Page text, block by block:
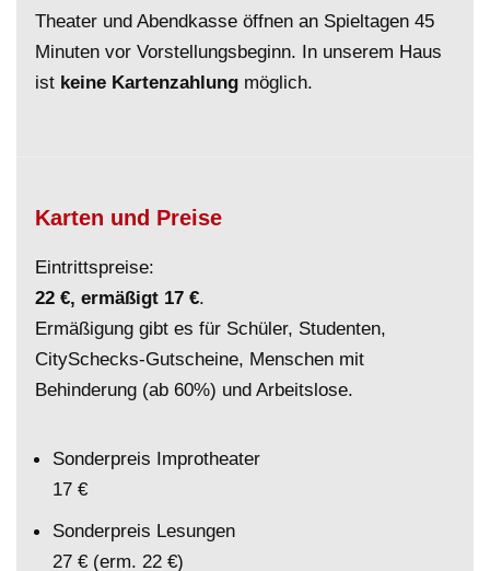
Theater und Abendkasse öffnen an Spieltagen 45
Minuten vor Vorstellungsbeginn. In unserem Haus
ist keine Kartenzahlung möglich.
Karten und Preise
Eintrittspreise:
22 €, ermäßigt 17 €.
Ermäßigung gibt es für Schüler, Studenten,
CitySchecks-Gutscheine, Menschen mit
Behinderung (ab 60%) und Arbeitslose.
Sonderpreis Improtheater
17 €
Sonderpreis Lesungen
27 € (erm. 22 €)